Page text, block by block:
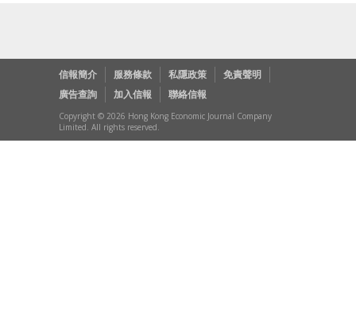
信報簡介 服務條款 私隱政策
免責聲明
廣告查詢
加入信報 聯絡信報
Copyright © 2026 Hong Kong Economic Journal Company
Limited. All rights reserved.